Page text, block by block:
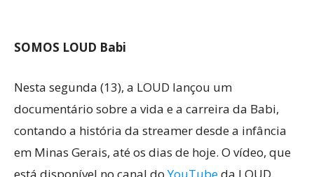
SOMOS LOUD Babi
Nesta segunda (13), a LOUD lançou um
documentário sobre a vida e a carreira da Babi,
contando a história da streamer desde a infância
em Minas Gerais, até os dias de hoje. O vídeo, que